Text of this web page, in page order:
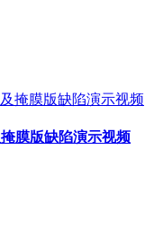
膜版缺陷演示视频